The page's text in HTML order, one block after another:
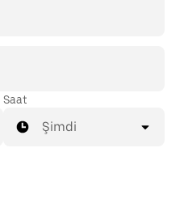
Saat
Şimdi